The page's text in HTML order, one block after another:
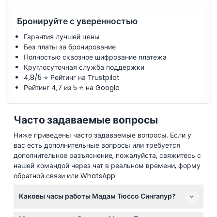
Бронируйте с уверенностью
Гарантия лучшей цены
Без платы за бронирование
Полностью сквозное шифрование платежа
Круглосуточная служба поддержки
4,8/5 ⭐ Рейтинг на Trustpilot
Рейтинг 4,7 из 5 ⭐ на Google
Часто задаваемые вопросы
Ниже приведены часто задаваемые вопросы. Если у
вас есть дополнительные вопросы или требуется
дополнительное разъяснение, пожалуйста, свяжитесь с
нашей командой через чат в реальном времени, форму
обратной связи или WhatsApp.
Каковы часы работы Мадам Тюссо Сингапур?
Мадам Тюссо Сингапур открыта ежедневно с 10:00